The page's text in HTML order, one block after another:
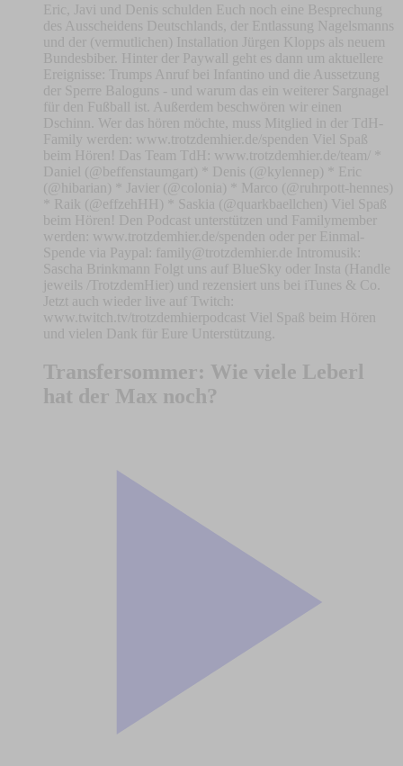
Eric, Javi und Denis schulden Euch noch eine Besprechung
des Ausscheidens Deutschlands, der Entlassung Nagelsmanns
und der (vermutlichen) Installation Jürgen Klopps als neuem
Bundesbiber. Hinter der Paywall geht es dann um aktuellere
Ereignisse: Trumps Anruf bei Infantino und die Aussetzung
der Sperre Baloguns - und warum das ein weiterer Sargnagel
für den Fußball ist. Außerdem beschwören wir einen
Dschinn. Wer das hören möchte, muss Mitglied in der TdH-
Family werden: www.trotzdemhier.de/spenden Viel Spaß
beim Hören! Das Team TdH: www.trotzdemhier.de/team/ *
Daniel (@beffenstaumgart) * Denis (@kylennep) * Eric
(@hibarian) * Javier (@colonia) * Marco (@ruhrpott-hennes)
* Raik (@effzehHH) * Saskia (@quarkbaellchen) Viel Spaß
beim Hören! Den Podcast unterstützen und Familymember
werden: www.trotzdemhier.de/spenden oder per Einmal-
Spende via Paypal:
family@trotzdemhier.de Intromusik:
Sascha Brinkmann Folgt uns auf BlueSky oder Insta (Handle
jeweils /TrotzdemHier) und rezensiert uns bei iTunes & Co.
Jetzt auch wieder live auf Twitch:
www.twitch.tv/trotzdemhierpodcast Viel Spaß beim Hören
und vielen Dank für Eure Unterstützung.
Transfersommer: Wie viele Leberl
hat der Max noch?